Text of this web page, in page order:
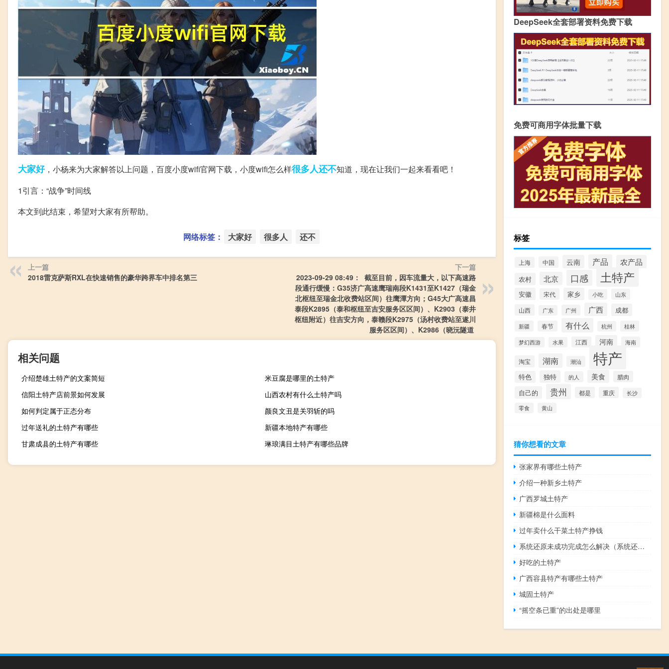
大家好，小杨来为大家解答以上问题，百度小度wifi官网下载，小度wifi怎么样很多人还不知道，现在让我们一起来看看吧！
1引言：“战争”时间线
本文到此结束，希望对大家有所帮助。
网络标签： 大家好 很多人 还不
上一篇
2018雷克萨斯RXL在快速销售的豪华跨界车中排名第三
下一篇
2023-09-29 08:49： 截至目前，因车流量大，以下高速路
段通行缓慢：G35济广高速鹰瑞南段K1431至K1427（瑞金
北枢纽至瑞金北收费站区间）往鹰潭方向；G45大广高速昌
泰段K2895（泰和枢纽至吉安服务区区间）、K2903（泰井
枢纽附近）往吉安方向，泰赣段K2975（汤村收费站至遂川
服务区区间）、K2986（晓沅隧道 ​​​
相关问题
介绍楚雄土特产的文案简短
米豆腐是哪里的土特产
信阳土特产店前景如何发展
山西农村有什么土特产吗
如何判定属于正态分布
颜良文丑是关羽斩的吗
过年送礼的土特产有哪些
新疆本地特产有哪些
甘肃成县的土特产有哪些
琳琅满目土特产有哪些品牌
DeepSeek全套部署资料免费下载
免费可商用字体批量下载
标签
上海 中国 云南 产品 农产品
农村 北京 口感 土特产
安徽 宋代 家乡 小吃 山东
山西 广东 广州 广西 成都
新疆 春节 有什么 杭州 桂林
梦幻西游 水果 江西 河南 海南
淘宝 湖南 潮汕 特产
特色 独特 的人 美食 腊肉
自己的 贵州 都是 重庆
长沙
零食
黄山
猜你想看的文章
张家界有哪些土特产
介绍一种新乡土特产
广西罗城土特产
新疆棉是什么面料
过年卖什么干菜土特产挣钱
系统还原未成功完成怎么解决（系统还原在哪里）
好吃的土特产
广西容县特产有哪些土特产
城固土特产
“摇空条已重”的出处是哪里